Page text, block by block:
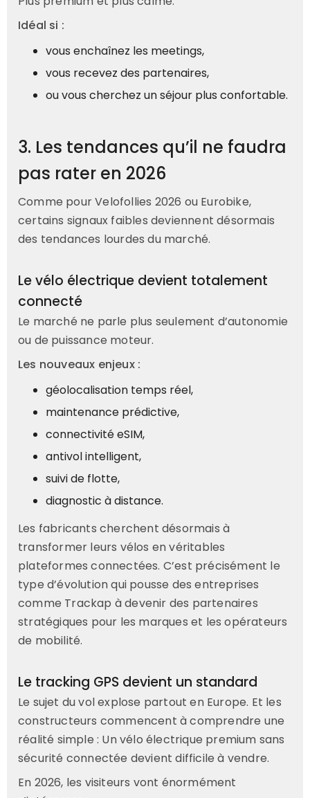
Idéal si :
vous enchaînez les meetings,
vous recevez des partenaires,
ou vous cherchez un séjour plus confortable.
3. Les tendances qu’il ne faudra
pas rater en 2026
Comme pour Velofollies 2026 ou Eurobike,
certains signaux faibles deviennent désormais
des tendances lourdes du marché.
Le vélo électrique devient totalement
connecté
Le marché ne parle plus seulement d’autonomie
ou de puissance moteur.
Les nouveaux enjeux :
géolocalisation temps réel,
maintenance prédictive,
connectivité eSIM,
antivol intelligent,
suivi de flotte,
diagnostic à distance.
Les fabricants cherchent désormais à
transformer leurs vélos en véritables
plateformes connectées. C’est précisément le
type d’évolution qui pousse des entreprises
comme Trackap à devenir des partenaires
stratégiques pour les marques et les opérateurs
de mobilité.
Le tracking GPS devient un standard
Le sujet du vol explose partout en Europe. Et les
constructeurs commencent à comprendre une
réalité simple : Un vélo électrique premium sans
sécurité connectée devient difficile à vendre.
En 2026, les visiteurs vont énormément